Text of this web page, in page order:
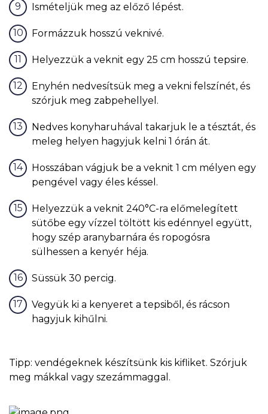
Ismételjük meg az előző lépést.
Formázzuk hosszú veknivé.
Helyezzük a veknit egy 25 cm hosszú tepsire.
Enyhén nedvesítsük meg a vekni felszínét, és
szórjuk meg zabpehellyel.
Nedves konyharuhával takarjuk le a tésztát, és
meleg helyen hagyjuk kelni 1 órán át.
Hosszában vágjuk be a veknit 1 cm mélyen egy
pengével vagy éles késsel.
Helyezzük a veknit 240°C-ra előmelegített
sütőbe egy vízzel töltött kis edénnyel együtt,
hogy szép aranybarnára és ropogósra
sülhessen a kenyér héja.
Süssük 30 percig.
Vegyük ki a kenyeret a tepsiből, és rácson
hagyjuk kihűlni.
Tipp: vendégeknek készítsünk kis kifliket. Szórjuk
meg mákkal vagy szezámmaggal.